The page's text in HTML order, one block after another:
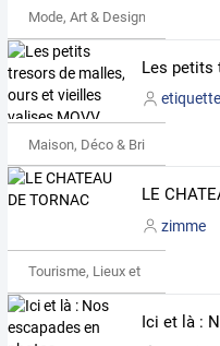
Mode, Art & Design
Maison, Déco & Bricolage
zimme
Tourisme, Lieux et Événements